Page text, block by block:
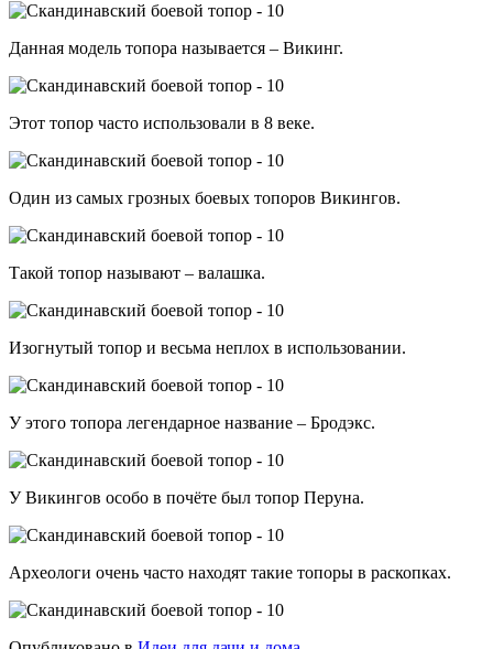
Данная модель топора называется – Викинг.
Этот топор часто использовали в 8 веке.
Один из самых грозных боевых топоров Викингов.
Такой топор называют – валашка.
Изогнутый топор и весьма неплох в использовании.
У этого топора легендарное название – Бродэкс.
У Викингов особо в почёте был топор Перуна.
Археологи очень часто находят такие топоры в раскопках.